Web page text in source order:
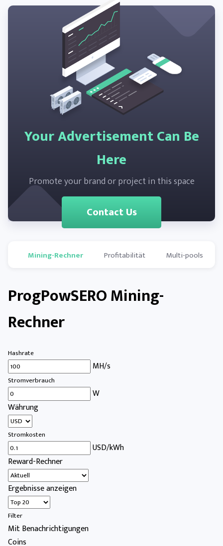
Your Advertisement Can Be
Here
Promote your brand or project in this space
Contact Us
Mining-Rechner Profitabilität Multi-pools
ProgPowSERO Mining-
Rechner
Hashrate
MH/s
Stromverbrauch
W
Währung
Stromkosten
USD/kWh
Reward-Rechner
Ergebnisse anzeigen
Filter
Mit Benachrichtigungen
Coins